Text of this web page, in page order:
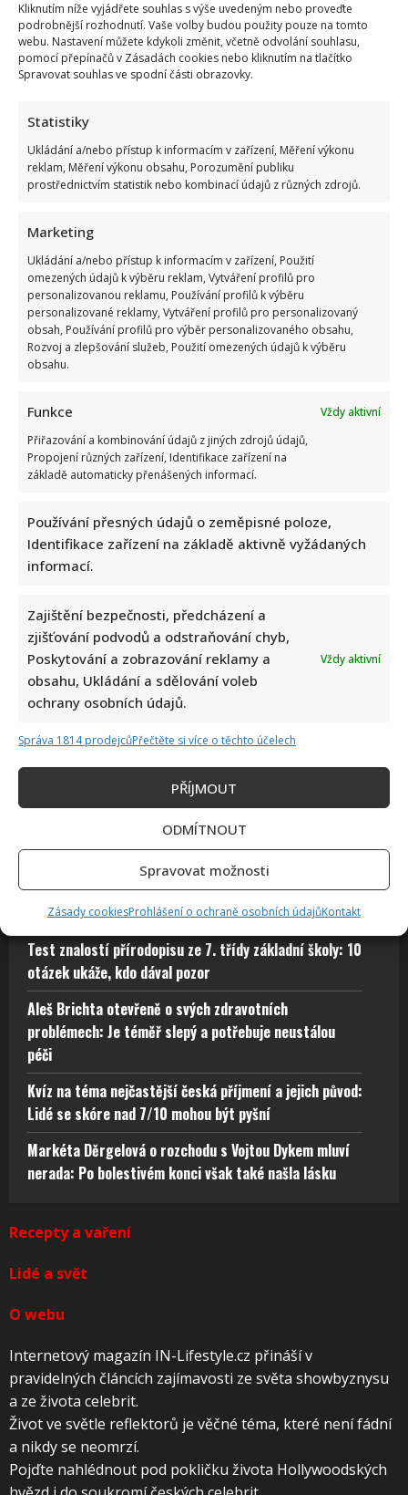
Kliknutím níže vyjádřete souhlas s výše uvedeným nebo proveďte
podrobnější rozhodnutí. Vaše volby budou použity pouze na tomto
webu. Nastavení můžete kdykoli změnit, včetně odvolání souhlasu,
pomocí přepínačů v Zásadách cookies nebo kliknutím na tlačítko
Spravovat souhlas ve spodní části obrazovky.
Statistiky
Ukládání a/nebo přístup k informacím v zařízení, Měření výkonu
reklam, Měření výkonu obsahu, Porozumění publiku
prostřednictvím statistik nebo kombinací údajů z různých zdrojů.
Marketing
Ukládání a/nebo přístup k informacím v zařízení, Použití
omezených údajů k výběru reklam, Vytváření profilů pro
personalizovanou reklamu, Používání profilů k výběru
personalizované reklamy, Vytváření profilů pro personalizovaný
obsah, Používání profilů pro výběr personalizovaného obsahu,
Rozvoj a zlepšování služeb, Použití omezených údajů k výběru
obsahu.
Funkce
Vždy aktivní
Přiřazování a kombinování údajů z jiných zdrojů údajů,
Propojení různých zařízení, Identifikace zařízení na
základě automaticky přenášených informací.
Používání přesných údajů o zeměpisné poloze,
Identifikace zařízení na základě aktivně vyžádaných
informací.
Zajištění bezpečnosti, předcházení a
zjišťování podvodů a odstraňování chyb,
Poskytování a zobrazování reklamy a
obsahu, Ukládání a sdělování voleb
ochrany osobních údajů.
Vždy aktivní
Správa 1814 prodejcůPřečtěte si více o těchto účelech
PŘÍJMOUT
ODMÍTNOUT
Spravovat možnosti
Zásady cookiesProhlášení o ochraně osobních údajůKontakt
otázek ukáže, kdo dával pozor
Autor: Richard Touš
10. 8. 2026
se skóre nad 7/10 mohou být pyšní
10. 8. 2026
Test vědomostí o lidském těle: Kdo získá 10 z 10 bodů,
pamatuje si biologii ze základní školy dokonale
9. 8. 2026
Komedie Na samotě u lesa slaví 50 let: Příběhy z
jejího natáčení pobaví fanoušky i dnes
Skutečná jména slavných českých osobností: Michal
David i Marek Ztracený učinili dobré rozhodnutí
Test znalostí přírodopisu ze 7. třídy základní školy: 10
otázek ukáže, kdo dával pozor
Aleš Brichta otevřeně o svých zdravotních
problémech: Je téměř slepý a potřebuje neustálou
péči
Kvíz na téma nejčastější česká příjmení a jejich původ:
Lidé se skóre nad 7/10 mohou být pyšní
Markéta Děrgelová o rozchodu s Vojtou Dykem mluví
nerada: Po bolestivém konci však také našla lásku
Recepty a vaření
Lidé a svět
O webu
Internetový magazín IN-Lifestyle.cz přináší v
pravidelných článcích zajímavosti ze světa showbyznysu
a ze života celebrit.
Život ve světle reflektorů je věčné téma, které není fádní
a nikdy se neomrzí.
Pojďte nahlédnout pod pokličku života Hollywoodských